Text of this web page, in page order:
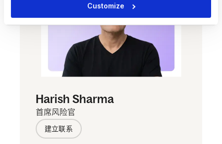
Customize
Harish Sharma
首席风险官
建立联系